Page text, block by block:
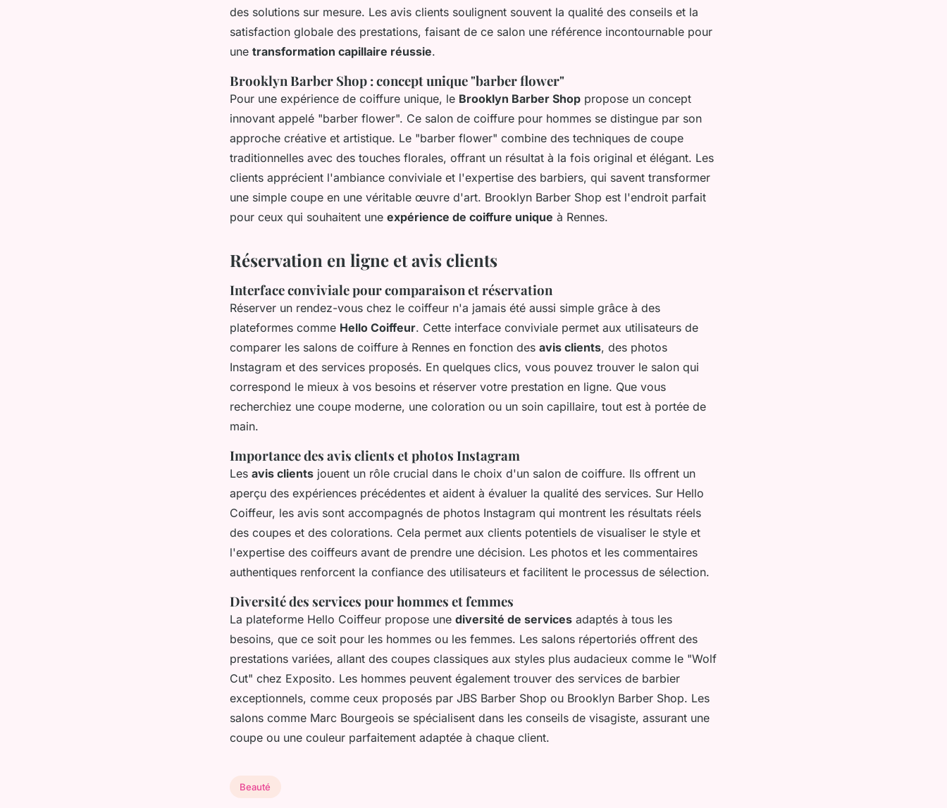
des solutions sur mesure. Les avis clients soulignent souvent la qualité des conseils et la
satisfaction globale des prestations, faisant de ce salon une référence incontournable pour
une transformation capillaire réussie.
Brooklyn Barber Shop : concept unique "barber flower"
Pour une expérience de coiffure unique, le Brooklyn Barber Shop propose un concept
innovant appelé "barber flower". Ce salon de coiffure pour hommes se distingue par son
approche créative et artistique. Le "barber flower" combine des techniques de coupe
traditionnelles avec des touches florales, offrant un résultat à la fois original et élégant. Les
clients apprécient l'ambiance conviviale et l'expertise des barbiers, qui savent transformer
une simple coupe en une véritable œuvre d'art. Brooklyn Barber Shop est l'endroit parfait
pour ceux qui souhaitent une expérience de coiffure unique à Rennes.
Réservation en ligne et avis clients
Interface conviviale pour comparaison et réservation
Réserver un rendez-vous chez le coiffeur n'a jamais été aussi simple grâce à des
plateformes comme Hello Coiffeur. Cette interface conviviale permet aux utilisateurs de
comparer les salons de coiffure à Rennes en fonction des avis clients, des photos
Instagram et des services proposés. En quelques clics, vous pouvez trouver le salon qui
correspond le mieux à vos besoins et réserver votre prestation en ligne. Que vous
recherchiez une coupe moderne, une coloration ou un soin capillaire, tout est à portée de
main.
Importance des avis clients et photos Instagram
Les avis clients jouent un rôle crucial dans le choix d'un salon de coiffure. Ils offrent un
aperçu des expériences précédentes et aident à évaluer la qualité des services. Sur Hello
Coiffeur, les avis sont accompagnés de photos Instagram qui montrent les résultats réels
des coupes et des colorations. Cela permet aux clients potentiels de visualiser le style et
l'expertise des coiffeurs avant de prendre une décision. Les photos et les commentaires
authentiques renforcent la confiance des utilisateurs et facilitent le processus de sélection.
Diversité des services pour hommes et femmes
La plateforme Hello Coiffeur propose une diversité de services adaptés à tous les
besoins, que ce soit pour les hommes ou les femmes. Les salons répertoriés offrent des
prestations variées, allant des coupes classiques aux styles plus audacieux comme le "Wolf
Cut" chez Exposito. Les hommes peuvent également trouver des services de barbier
exceptionnels, comme ceux proposés par JBS Barber Shop ou Brooklyn Barber Shop. Les
salons comme Marc Bourgeois se spécialisent dans les conseils de visagiste, assurant une
coupe ou une couleur parfaitement adaptée à chaque client.
Beauté